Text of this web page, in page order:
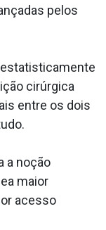
pelos
cirúrgica
entre os dois
a noção
maior
acesso